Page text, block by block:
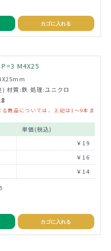
カゴに入れる
M4X25
材質:鉄 処理:ユニクロ
商品については、上記は1～9本ま
単価(税込)
￥19
￥16
￥14
カゴに入れる